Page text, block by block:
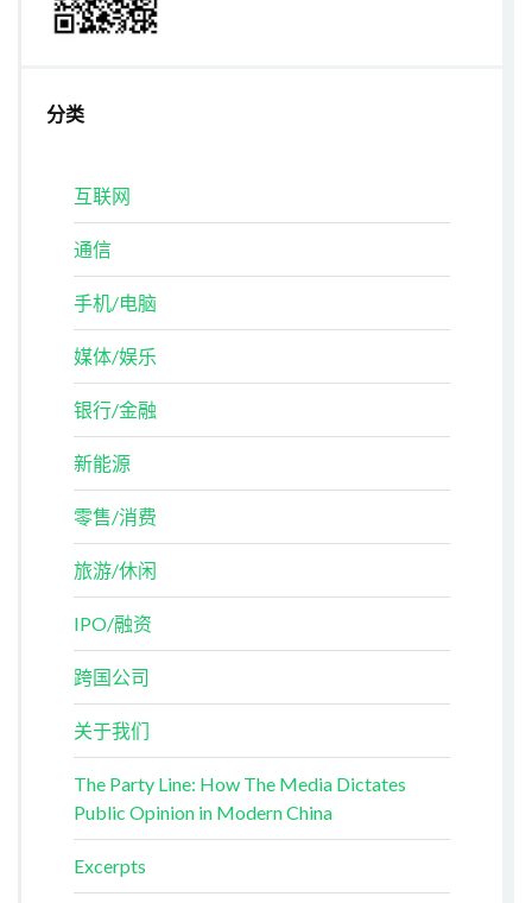
分类
互联网
通信
手机/电脑
媒体/娱乐
银行/金融
新能源
零售/消费
旅游/休闲
IPO/融资
跨国公司
关于我们
The Party Line: How The Media Dictates
Public Opinion in Modern China
Excerpts